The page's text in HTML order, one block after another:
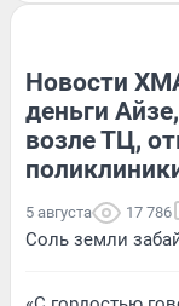
Новости
деньги
возле ТЦ,
5 августа 17 786
Соль земли